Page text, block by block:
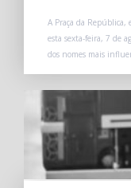
A Praça da República,
esta sexta-feira, 7 de
dos nomes mais